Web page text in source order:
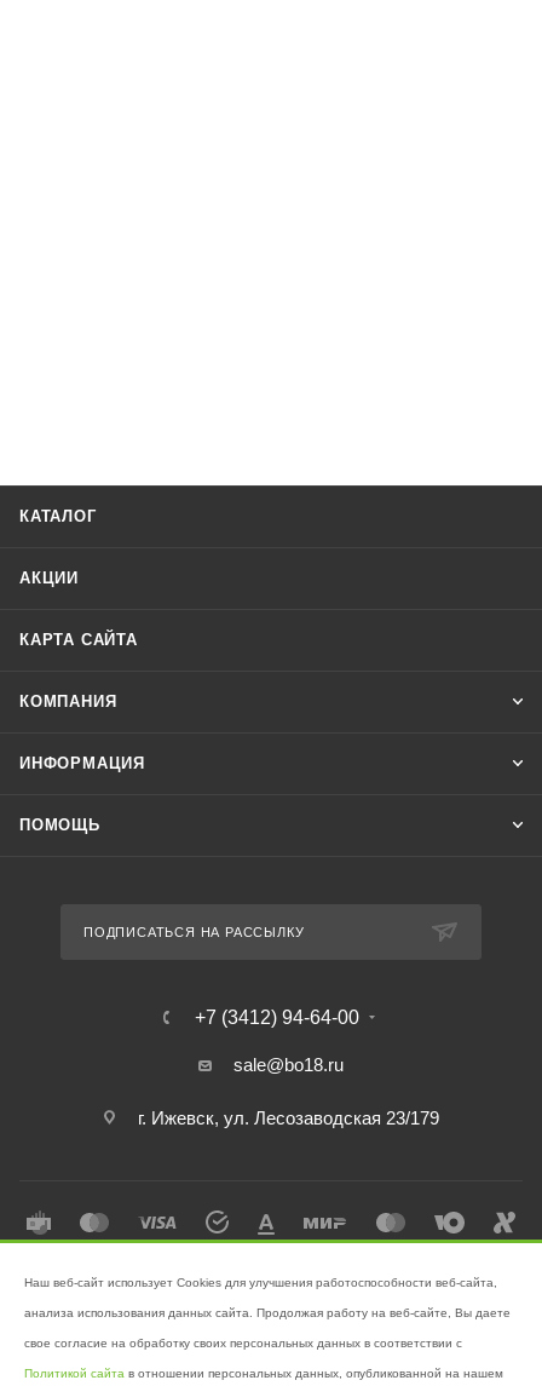
КАТАЛОГ
АКЦИИ
КАРТА САЙТА
КОМПАНИЯ
ИНФОРМАЦИЯ
ПОМОЩЬ
ПОДПИСАТЬСЯ НА РАССЫЛКУ
+7 (3412) 94-64-00
sale@bo18.ru
г. Ижевск, ул. Лесозаводская 23/179
поддержании чистоты!
Наш веб-сайт использует Cookies для улучшения работоспособности веб-сайта,
анализа использования данных сайта. Продолжая работу на веб-сайте, Вы даете
свое согласие на обработку своих персональных данных в соответствии с
Политикой сайта в отношении персональных данных, опубликованной на нашем